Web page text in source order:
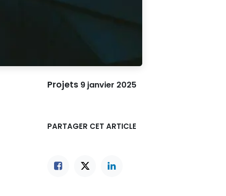
Projets 9 janvier 2025
PARTAGER CET ARTICLE